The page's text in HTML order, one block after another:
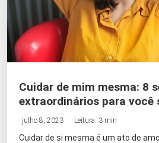
Cuidar de mim mesma: 8
extraordinários para você
julho 8, 2023 Leitura: 3 min
Cuidar de si mesma é um ato de